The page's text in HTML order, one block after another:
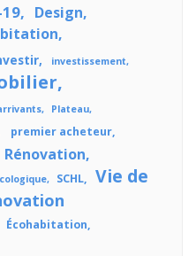
19 Design
investissement
Plateau
premier acheteur
Rénovation
SCHL
Vie de
Écohabitation